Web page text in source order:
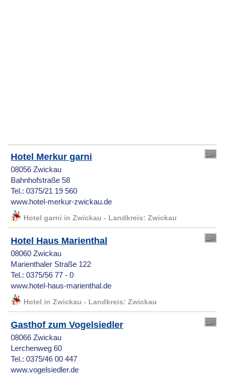
Hotel Merkur garni
08056 Zwickau
Bahnhofstraße 58
Tel.: 0375/21 19 560
www.hotel-merkur-zwickau.de
Hotel garni in Zwickau - Landkreis: Zwickau
Hotel Haus Marienthal
08060 Zwickau
Marienthaler Straße 122
Tel.: 0375/56 77 - 0
www.hotel-haus-marienthal.de
Hotel in Zwickau - Landkreis: Zwickau
Gasthof zum Vogelsiedler
08066 Zwickau
Lerchenweg 60
Tel.: 0375/46 00 447
www.vogelsiedler.de